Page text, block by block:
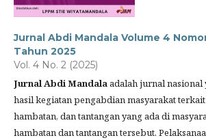
Jurnal Abdi Mandala Volume 4
Tahun 2025
Vol. 4 No. 2 (2025)
Jurnal Abdi Mandalaadalah jurnal nasional
hasil kegiatan pengabdian masyarakat
hambatan, dan tantangan yang ada di
hambatan dan tantangan tersebut.